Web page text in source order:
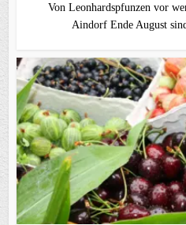
Von Leonhardspfunzen vor
Aindorf Ende August